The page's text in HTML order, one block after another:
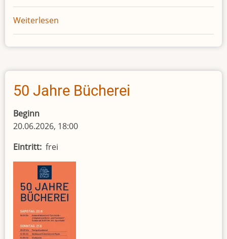
Weiterlesen
Club
der
Leseratten
50 Jahre Bücherei
Beginn
20.06.2026, 18:00
Eintritt frei